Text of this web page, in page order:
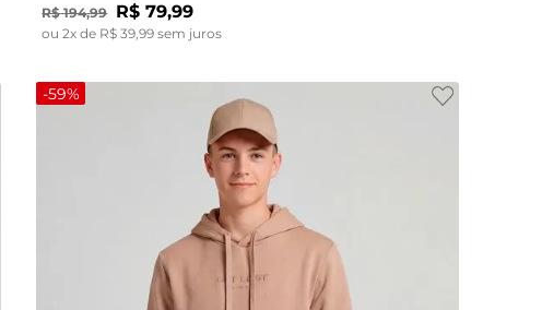
R$ 194,99 R$ 79,99
ou2x de R$ 39,99 sem juros
-59%